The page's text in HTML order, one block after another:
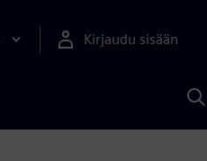
Kirjaudu sisään